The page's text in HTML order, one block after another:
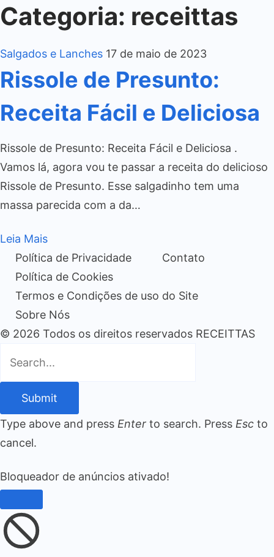
Categoria: receittas
Salgados e Lanches 17 de maio de 2023
Rissole de Presunto:
Receita Fácil e Deliciosa
Rissole de Presunto: Receita Fácil e Deliciosa .
Vamos lá, agora vou te passar a receita do delicioso
Rissole de Presunto. Esse salgadinho tem uma
massa parecida com a da…
Leia Mais
Política de Privacidade
Contato
Política de Cookies
Termos e Condições de uso do Site
Sobre Nós
© 2026 Todos os direitos reservados RECEITTAS
Submit
Type above and press Enter to search. Press Esc to
cancel.
Bloqueador de anúncios ativado!